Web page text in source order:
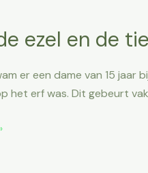
ezel en de
er een dame van 15 jaar
het erf was. Dit gebeurt